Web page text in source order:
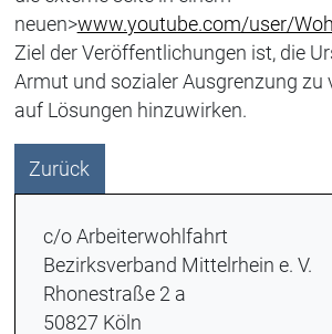
neuen>www.youtube.com/user/
Ziel der Veröffentlichungen ist, die
Armut und sozialer Ausgrenzung zu
auf Lösungen hinzuwirken.
Zurück
c/o Arbeiterwohlfahrt
Bezirksverband Mittelrhein e. V.
Rhonestraße 2 a
50827 Köln